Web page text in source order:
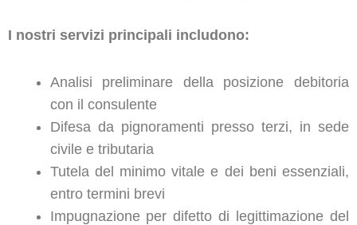
I nostri servizi principali includono:
Analisi preliminare della posizione debitoria
con il consulente
Difesa da pignoramenti presso terzi, in sede
civile e tributaria
Tutela del minimo vitale e dei beni essenziali,
entro termini brevi
Impugnazione per difetto di legittimazione del